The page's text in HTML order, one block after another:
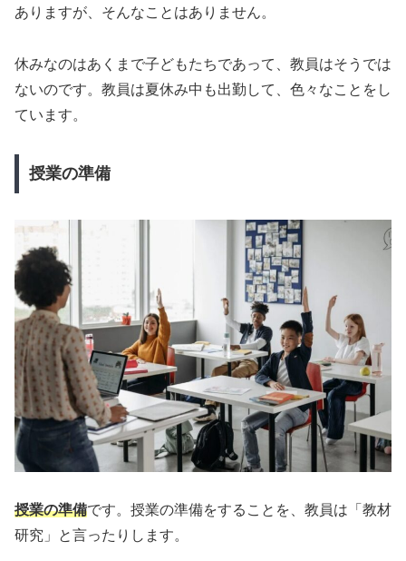
ありますが、そんなことはありません。
休みなのはあくまで子どもたちであって、教員はそうでは
ないのです。教員は夏休み中も出勤して、色々なことをし
ています。
授業の準備
授業の準備です。授業の準備をすることを、教員は「教材
研究」と言ったりします。